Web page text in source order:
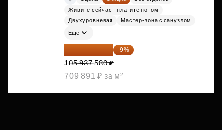
Живите сейчас - платите потом
Двухуровневая
Мастер-зона с санузлом
Ещё
96 403 198 ₽ -9%
105 937 580 ₽
709 891 ₽ за м²